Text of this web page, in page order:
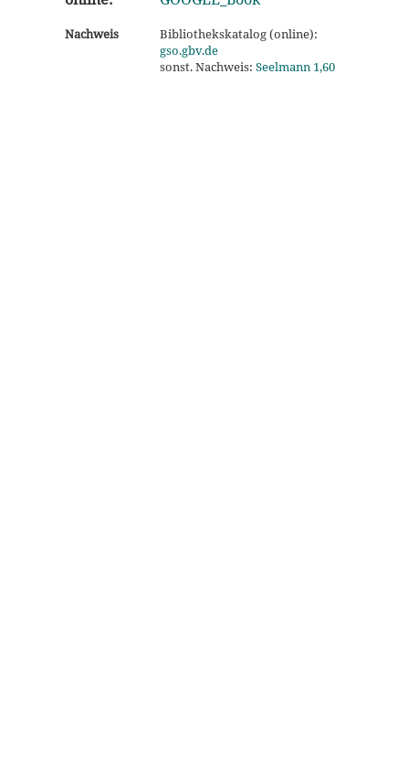
Nachweis
Bibliothekskatalog (online):
gso.gbv.de
sonst. Nachweis: Seelmann 1,60